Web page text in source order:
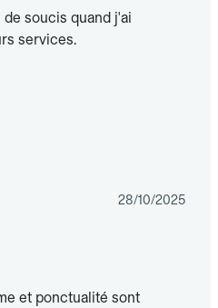
soucis quand j'ai
services.
28/10/2025
et ponctualité sont